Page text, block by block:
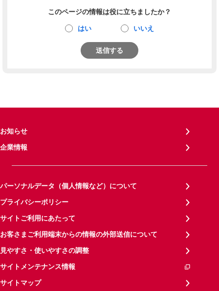
このページの情報は役に立ちましたか？
はい いいえ
送信する
お知らせ
企業情報
パーソナルデータ（個人情報など）について
プライバシーポリシー
サイトご利用にあたって
お客さまご利用端末からの情報の外部送信について
見やすさ・使いやすさの調整
サイトメンテナンス情報
サイトマップ